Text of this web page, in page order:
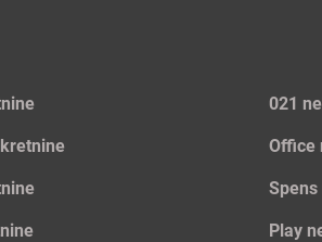
021
Office
Play